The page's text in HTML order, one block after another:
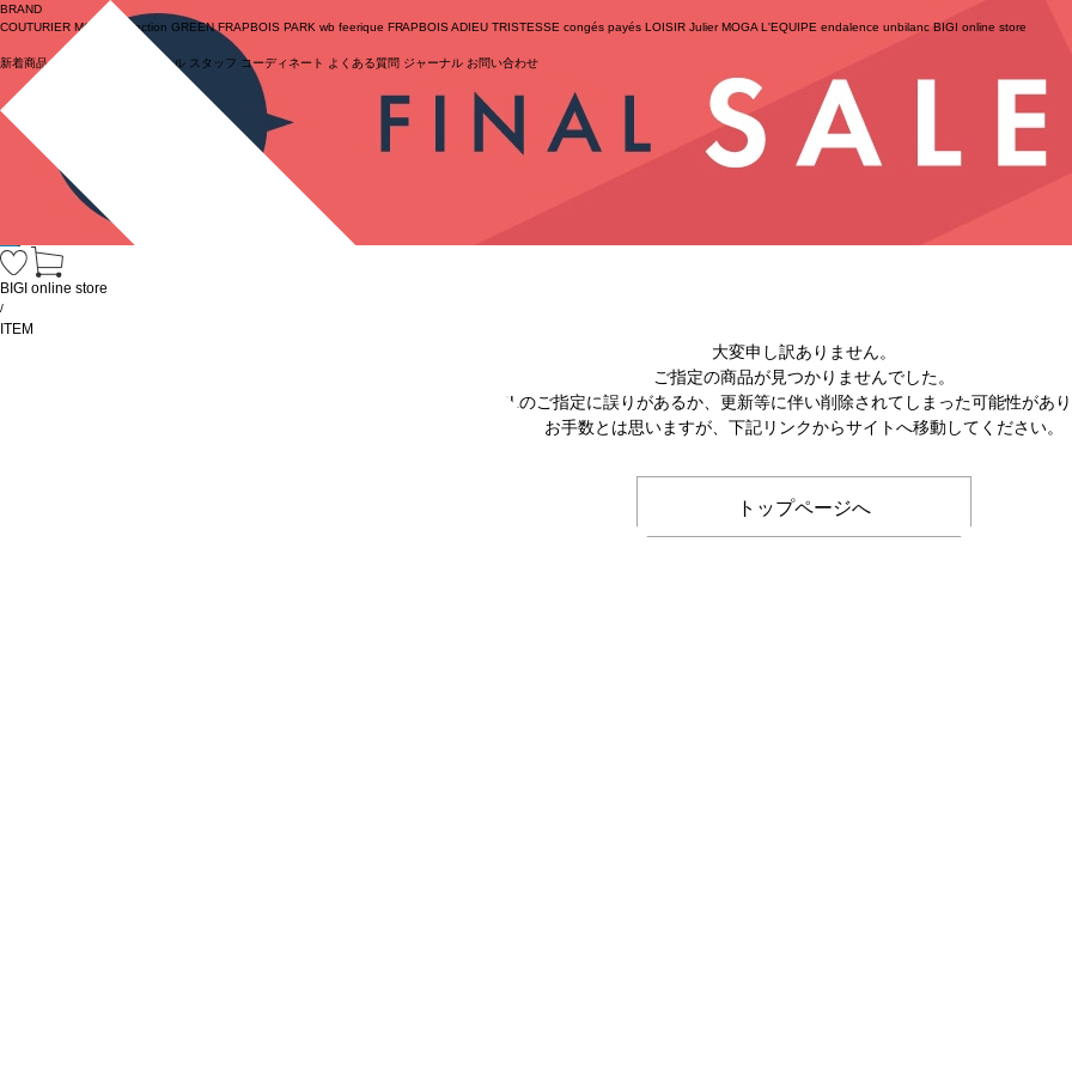
BRAND
COUTURIER MOGA Collection GREEN FRAPBOIS PARK wb feerique FRAPBOIS ADIEU TRISTESSE congés payés LOISIR Julier MOGA L'EQUIPE endalence unbilanc BIGI online store
新着商品 (ライブ) セール スタッフ コーディネート よくある質問 ジャーナル お問い合わせ
BIGI online store
/
ITEM
大変申し訳ありません。
ご指定の商品が見つかりませんでした。
URLのご指定に誤りがあるか、更新等に伴い削除されてしまった可能性があ
お手数とは思いますが、下記リンクからサイトへ移動してください。
トップページへ